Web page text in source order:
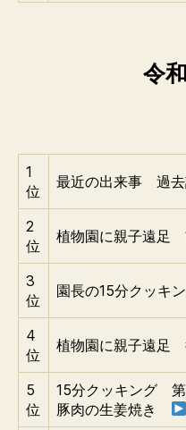
令
1
位
最近の出来事 過
2
位
植物園に親子遠
3
位
園長の15分クッキ
4
位
植物園に親子遠
5
位
15分クッキング
豚肉の生姜焼き